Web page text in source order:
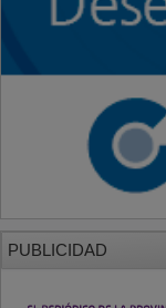
PUBLICIDAD